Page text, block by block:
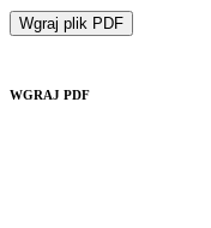
Wgraj plik PDF
WGRAJ PDF